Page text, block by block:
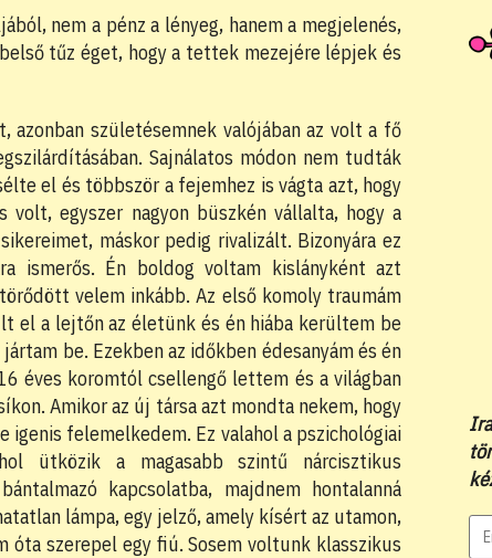
nem a pénz a lényeg, hanem a megjelenés,
tűz éget, hogy a tettek mezejére lépjek és
azonban születésemnek valójában az volt a fő
Sajnálatos módon nem tudták
el és többször a fejemhez is vágta azt, hogy
egyszer nagyon büszkén vállalta, hogy a
máskor pedig rivalizált. Bizonyára ez
ismerős. Én boldog voltam kislányként azt
velem inkább. Az első komoly traumám
el a lejtőn az életünk és én hiába kerültem be
be. Ezekben az időkben édesanyám és én
éves koromtól csellengő lettem és a világban
Amikor az új társa azt mondta nekem, hogy
felemelkedem. Ez valahol a pszichológiai
ütközik a magasabb szintű nárcisztikus
kapcsolatba, majdnem hontalanná
lámpa, egy jelző, amely kísért az utamon,
óta szerepel egy fiú. Sosem voltunk klasszikus